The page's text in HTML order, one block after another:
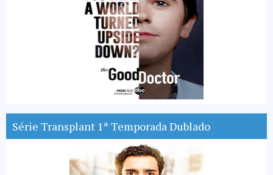
Série Transplant 1ª Temporada Dublado